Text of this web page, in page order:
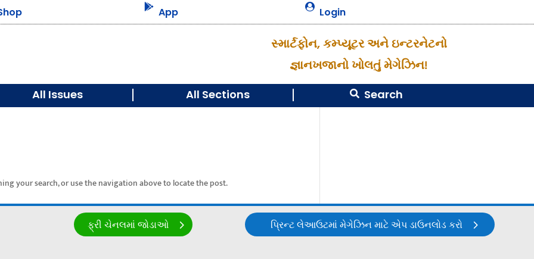
 App  Login
સ્માર્ટફોન, કમ્પ્યૂટર અને ઇન્ટરનેટનો
જ્ઞાનખજાનો ખોલતું મેગેઝિન!
All Issues All Sections  Search
your search, or use the navigation above to locate the post.
ફ્રી ચેનલમાં જોડાઓ પ્રિન્ટ લેઆઉટમાં મેગેઝિન માટે એપ ડાઉનલોડ કરો